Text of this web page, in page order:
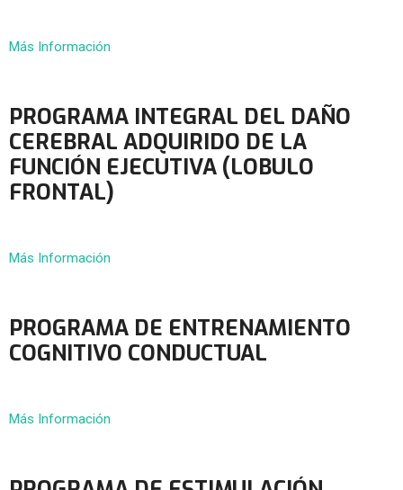
Más Información
PROGRAMA INTEGRAL DEL DAÑO
CEREBRAL ADQUIRIDO DE LA
FUNCIÓN EJECUTIVA (LOBULO
FRONTAL)
Más Información
PROGRAMA DE ENTRENAMIENTO
COGNITIVO CONDUCTUAL
Más Información